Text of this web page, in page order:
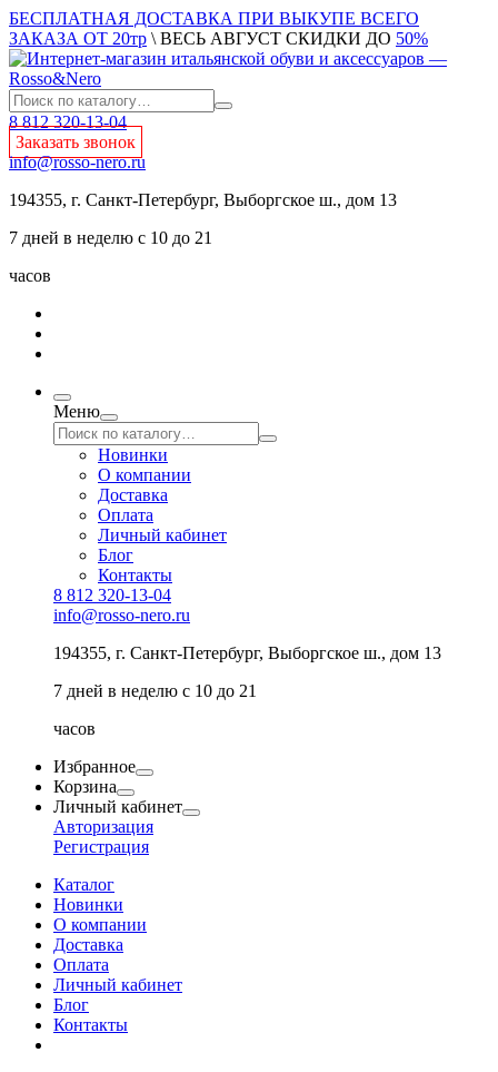
БЕСПЛАТНАЯ ДОСТАВКА ПРИ ВЫКУПЕ ВСЕГО
ЗАКАЗА ОТ 20тр \ ВЕСЬ АВГУСТ СКИДКИ ДО 50%
8 812 320-13-04
Заказать звонок
info@rosso-nero.ru
194355, г. Санкт-Петербург, Выборгское ш., дом 13
7 дней в неделю с 10 до 21
часов
Меню
Новинки
О компании
Доставка
Оплата
Личный кабинет
Блог
Контакты
8 812 320-13-04
info@rosso-nero.ru
194355, г. Санкт-Петербург, Выборгское ш., дом 13
7 дней в неделю с 10 до 21
часов
Избранное
Корзина
Личный кабинет
Авторизация
Регистрация
Каталог
Новинки
О компании
Доставка
Оплата
Личный кабинет
Блог
Контакты